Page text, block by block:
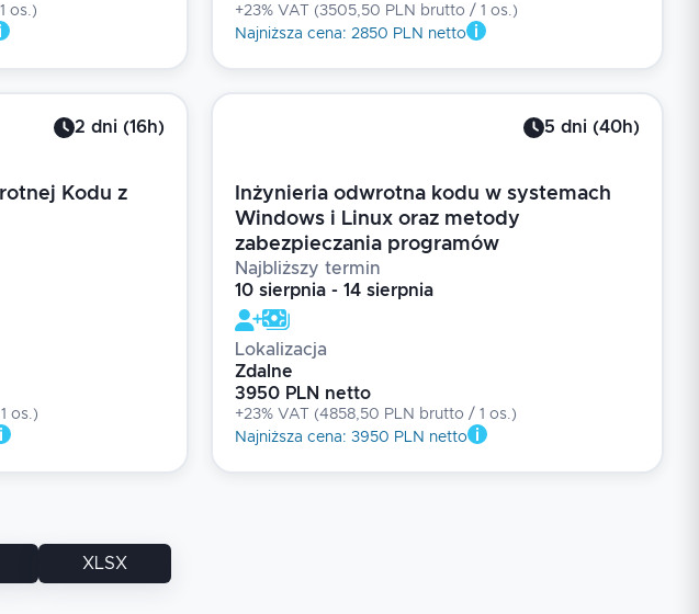
os.)
+23% VAT (3505,50 PLN brutto / 1 os.)
Najniższa cena: 2850 PLN netto
2 dni (16h)
Kodu z
os.)
5 dni (40h)
Inżynieria odwrotna kodu w systemach
Windows i Linux oraz metody
zabezpieczania programów
Najbliższy termin
10 sierpnia - 14 sierpnia
Lokalizacja
Zdalne
3950 PLN netto
+23% VAT (4858,50 PLN brutto / 1 os.)
Najniższa cena: 3950 PLN netto
XLSX